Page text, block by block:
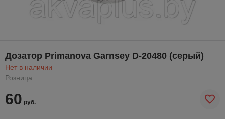
Дозатор Primanova Garnsey D-20480 (серый)
Нет в наличии
Розница
60 руб.